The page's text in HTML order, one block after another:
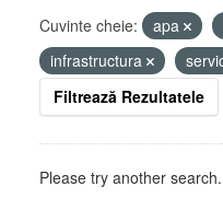
Cuvinte cheie: apa
infrastructura
Filtrează Rezultatele
Please try another search.